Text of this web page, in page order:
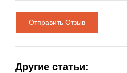
Отправить Отзыв
Другие статьи: